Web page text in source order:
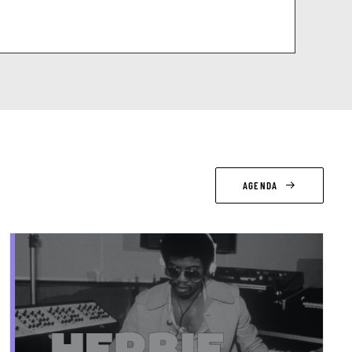
AGENDA